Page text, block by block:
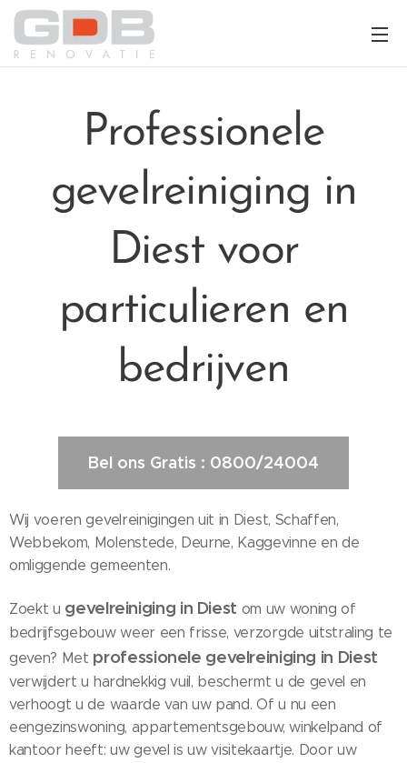
Professionele
gevelreiniging in
Diest voor
particulieren en
bedrijven
Bel ons Gratis : 0800/24004
Wij voeren gevelreinigingen uit in Diest, Schaffen,
Webbekom, Molenstede, Deurne, Kaggevinne en de
omliggende gemeenten.
Zoekt u gevelreiniging in Diest om uw woning of
bedrijfsgebouw weer een frisse, verzorgde uitstraling te
geven? Met professionele gevelreiniging in Diest
verwijdert u hardnekkig vuil, beschermt u de gevel en
verhoogt u de waarde van uw pand. Of u nu een
eengezinswoning, appartementsgebouw, winkelpand of
kantoor heeft: uw gevel is uw visitekaartje. Door uw